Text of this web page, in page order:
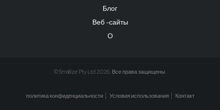
Блог
Веб -сайты
О
© Smallize Pty Ltd 2026. Все права защищены.
политика конфиденциальности Условия использования Контакт